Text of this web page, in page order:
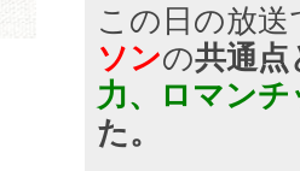
この日の放送
ソンの共通点
力、ロマン
た。